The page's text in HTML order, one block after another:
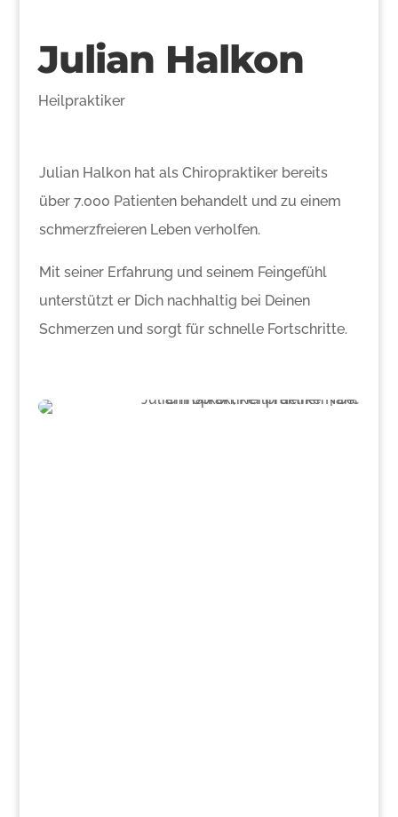
Julian Halkon
Heilpraktiker
Julian Halkon hat als Chiropraktiker bereits
über 7.000 Patienten behandelt und zu einem
schmerzfreieren Leben verholfen.
Mit seiner Erfahrung und seinem Feingefühl
unterstützt er Dich nachhaltig bei Deinen
Schmerzen und sorgt für schnelle Fortschritte.